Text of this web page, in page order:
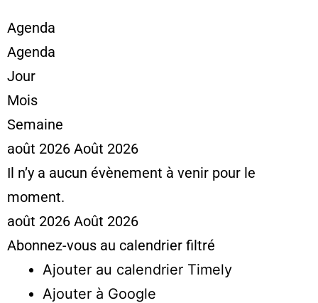
Agenda
Agenda
Jour
Mois
Semaine
août 2026 Août 2026
Il n’y a aucun évènement à venir pour le
moment.
août 2026 Août 2026
Abonnez-vous au calendrier filtré
Ajouter au calendrier Timely
Ajouter à Google